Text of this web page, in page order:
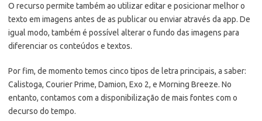
O recurso permite também ao utilizar editar e posicionar melhor o
texto em imagens antes de as publicar ou enviar através da app. De
igual modo, também é possível alterar o fundo das imagens para
diferenciar os conteúdos e textos.
Por fim, de momento temos cinco tipos de letra principais, a saber:
Calistoga, Courier Prime, Damion, Exo 2, e Morning Breeze. No
entanto, contamos com a disponibilização de mais fontes com o
decurso do tempo.